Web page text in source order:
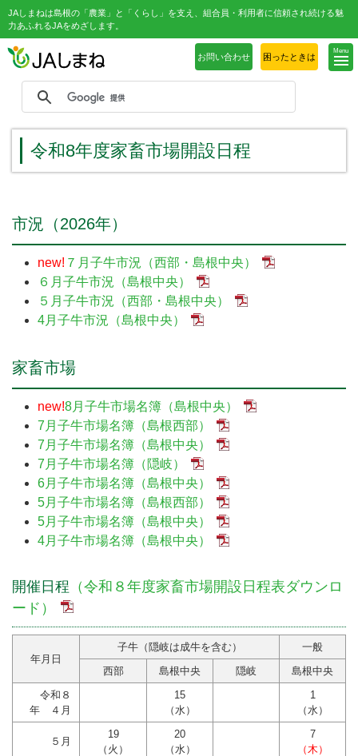
JAしまねは島根の「農業」と「くらし」を支え、組合員・利用者に信頼され続ける魅
力あふれるJAをめざします。
Menu
お問い合わせ 困ったときは
令和8年度家畜市場開設日程
市況（2026年）
new! ７月子牛市況（西部・島根中央）
６月子牛市況（島根中央）
５月子牛市況 （西部・島根中央）
4月子牛市況（島根中央）
家畜市場
new!8月子牛市場名簿（島根中央）
7月子牛市場名簿（島根西部）
7月子牛市場名簿（島根中央）
7月子牛市場名簿（隠岐）
6月子牛市場名簿（島根中央）
5月子牛市場名簿（島根西部）
5月子牛市場名簿（島根中央）
4月子牛市場名簿（島根中央）
開催日程 （令和８年度家畜市場開設日程表ダウンロ
ード）
年月日
子牛（隠岐は成牛を含む）
一般
西部
島根中央 隠岐
島根中央
令和８
年 ４月
15
（水）
1
（水）
５月
19
（火）
20
（水）
7
（木）